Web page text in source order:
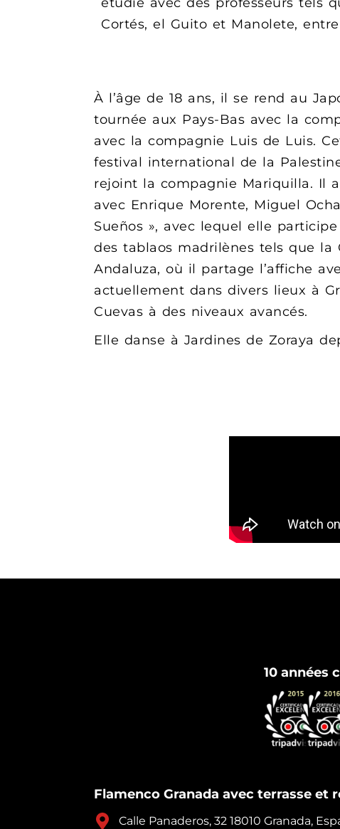
Cortés, el Guito et Manolete,
À l’âge de 18 ans, il se rend au
tournée aux Pays-Bas avec la
avec la compagnie Luis de Luis.
festival international de la
rejoint la compagnie Mariquilla. Il
avec Enrique Morente, Miguel
Sueños », avec lequel elle
des tablaos madrilènes tels que la
Andaluza, où il partage l’affiche
actuellement dans divers lieux à
Cuevas à des niveaux avancés.
Elle danse à Jardines de Zoraya
10 années
Flamenco Granada avec terrasse et
Calle Panaderos, 32 18010 Granada,